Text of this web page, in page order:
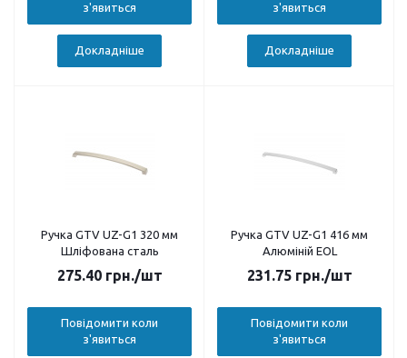
з'явиться
Докладніше
з'явиться
Докладніше
Ручка GTV UZ-G1 320 мм
Шліфована сталь
275.40грн./шт
Повідомити коли
з'явиться
Ручка GTV UZ-G1 416 мм
Алюміній EOL
231.75грн./шт
Повідомити коли
з'явиться